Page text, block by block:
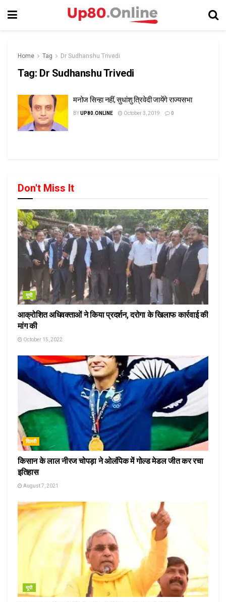
Home Tag Dr Sudhanshu Trivedi
Tag: Dr Sudhanshu Trivedi
मनोज सिन्हा नहीं, सुधांशु त्रिवेदी जायेंगे राज्यसभा
BYUP80.ONLINE October 3, 2019 0
Don't Miss It
यूपी
आक्रोशित अधिवक्ताओं ने किया प्रदर्शन, दरोगा के खिलाफ कार्रवाई की
मांग की
October 15, 2022
दिल्ली
किसान के लाल नीरज चोपड़ा ने ओलंपिक में गोल्ड मेडल जीत कर रचा
इतिहास
August 7, 2021
यूपी